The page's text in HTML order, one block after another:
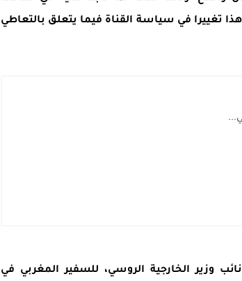
تغييرا في سياسة القناة فيما يتعلق بالتعاطي
وزير الخارجية الروسي، للسفير المغربي في